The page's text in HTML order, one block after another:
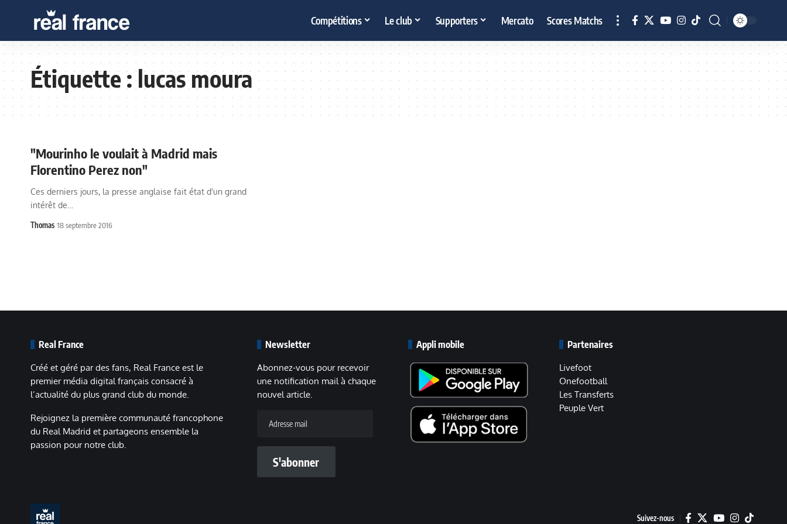
Compétitions Le club Supporters Mercato Scores Matchs
Étiquette :lucas moura
"Mourinho le voulait à Madrid mais
Florentino Perez non"
Ces derniers jours, la presse anglaise fait état d'un grand
intérêt de…
Thomas 18 septembre 2016
Real France
Créé et géré par des fans, Real France est le
premier média digital français consacré à
l’actualité du plus grand club du monde.
Rejoignez la première communauté francophone
du Real Madrid et partageons ensemble la
passion pour notre club.
Newsletter
Abonnez-vous pour recevoir
une notification mail à chaque
nouvel article.
mail
S'abonner
Appli mobile Partenaires
Livefoot
Onefootball
Les Transferts
Peuple Vert
Suivez-nous